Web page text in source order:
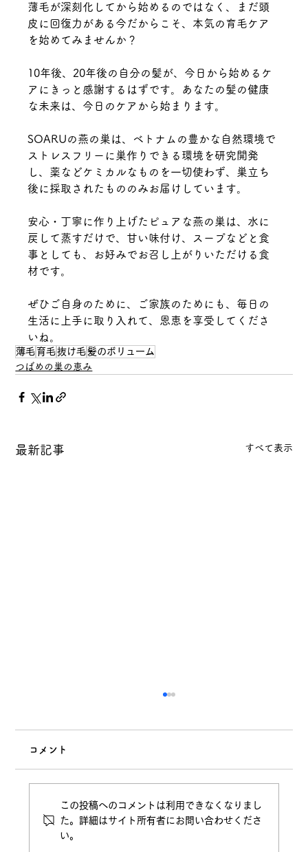
薄毛が深刻化してから始めるのではなく、まだ頭
皮に回復力がある今だからこそ、本気の育毛ケア
を始めてみませんか？
10年後、20年後の自分の髪が、今日から始めるケ
アにきっと感謝するはずです。あなたの髪の健康
な未来は、今日のケアから始まります。
SOARUの燕の巣は、ベトナムの豊かな自然環境で
ストレスフリーに巣作りできる環境を研究開発
し、薬などケミカルなものを一切使わず、巣立ち
後に採取されたもののみお届けしています。
安心・丁寧に作り上げたピュアな燕の巣は、水に
戻して蒸すだけで、甘い味付け、スープなどと食
事としても、お好みでお召し上がりいただける食
材です。
ぜひご自身のために、ご家族のためにも、毎日の
生活に上手に取り入れて、恩恵を享受してくださ
いね。
薄毛 育毛抜け毛髪のボリューム
つばめの巣の恵み
最新記事 すべて表示
コメント
この投稿へのコメントは利用できなくなりまし
た。詳細はサイト所有者にお問い合わせくださ
い。